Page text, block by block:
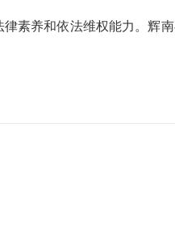
素养和依法维权能力。辉